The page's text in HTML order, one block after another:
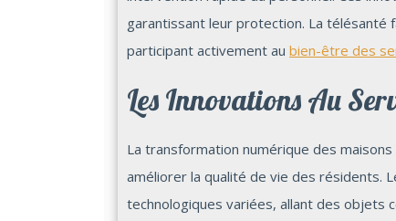
garantissant leur protection. La télésanté
participant activement au bien-être des
Les Innovations Au
La transformation numérique des
améliorer la qualité de vie des résidents.
technologiques variées, allant des objets